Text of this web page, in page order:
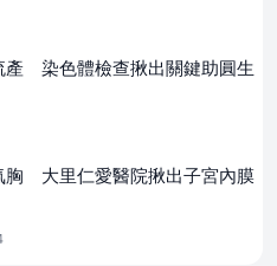
產 染色體檢查揪出關鍵助圓生
胸 大里仁愛醫院揪出子宮內膜